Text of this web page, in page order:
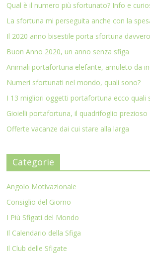
Qual è il numero più sfortunato? Info e
La sfortuna mi perseguita anche con la
Il 2020 anno bisestile porta sfortuna
Buon Anno 2020, un anno senza sfiga
Animali portafortuna elefante, amuleto da
Numeri sfortunati nel mondo, quali sono?
I 13 migliori oggetti portafortuna ecco quali
Gioielli portafortuna, il quadrifoglio prezioso
Offerte vacanze dai cui stare alla larga
Categorie
Angolo Motivazionale
Consiglio del Giorno
I Più Sfigati del Mondo
Il Calendario della Sfiga
Il Club delle Sfigate